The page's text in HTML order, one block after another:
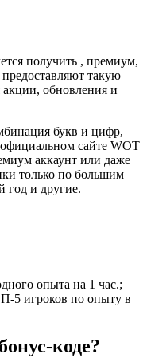
получить , премиум,
такую
акции, обновления и
букв и цифр,
сайте WOT
аккаунт или даже
только по большим
год и другие.
опыта на 1 час.;
5 игроков по опыту в
коде?